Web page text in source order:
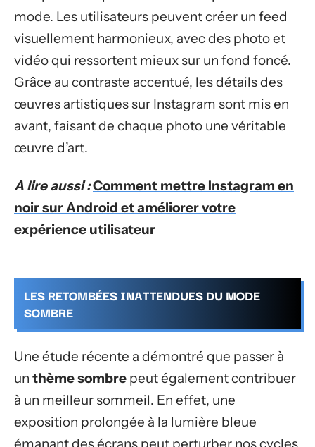
mode. Les utilisateurs peuvent créer un feed
visuellement harmonieux, avec des photo et
vidéo qui ressortent mieux sur un fond foncé.
Grâce au contraste accentué, les détails des
œuvres artistiques sur Instagram sont mis en
avant, faisant de chaque photo une véritable
œuvre d’art.
A lire aussi :Comment mettre Instagram en
noir sur Android et améliorer votre
expérience utilisateur
LES RETOMBÉES INATTENDUES DU MODE
SOMBRE
Une étude récente a démontré que passer à
un thème sombre peut également contribuer
à un meilleur sommeil. En effet, une
exposition prolongée à la lumière bleue
émanant des écrans peut perturber nos cycles